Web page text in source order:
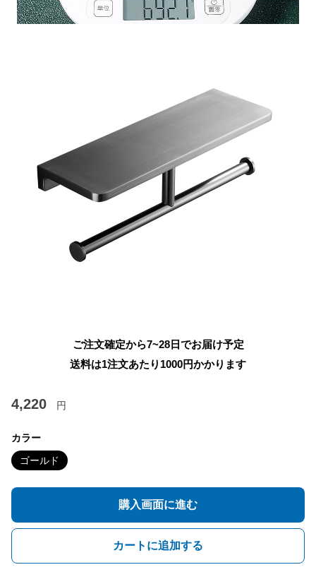
ご注文確定から7~28日でお届け予定
送料は1注文あたり 1000円かかります
4,220 円
カラー
ゴールド
購入画面に進む
カートに追加する